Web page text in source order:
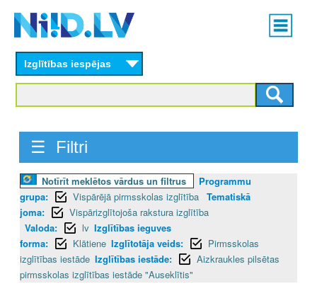
content
Main
menu
Izglītības iespējas
☰ Filtri
Notīrīt meklētos vārdus un filtrus
Programmu
grupa:
Vispārējā pirmsskolas izglītība Tematiskā
joma:
Vispārizglītojoša rakstura izglītība
Valoda:
lv Izglītības ieguves
forma:
Klātiene Izglītotāja veids:
Pirmsskolas
izglītības iestāde Izglītības iestāde:
Aizkraukles pilsētas
pirmsskolas izglītības iestāde "Auseklītis"